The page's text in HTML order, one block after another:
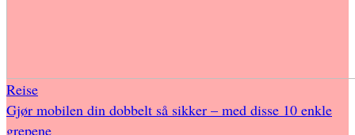
Reise
Gjør mobilen din dobbelt så sikker – med disse 10 enkle
grepene